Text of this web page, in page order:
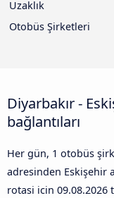
Uzaklık
Otobüs Şirketleri
Diyarbakır -
bağlantıları
Her gün, 1 otobüs
adresinden Eskişehir
rotasi icin 09.08.2026